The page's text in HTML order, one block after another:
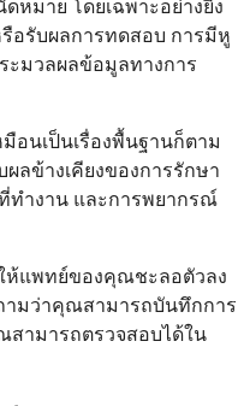
หมาย โดยเฉพาะอย่างยิ่ง
อรับผลการทดสอบ การมีหู
ะมวลผลข้อมูลทางการ
อนเป็นเรื่องพื้นฐานก็ตาม
ลข้างเคียงของการรักษา
ทำงาน และการพยากรณ์
แพทย์ของคุณชะลอตัวลง
มว่าคุณสามารถบันทึกการ
ามารถตรวจสอบได้ใน